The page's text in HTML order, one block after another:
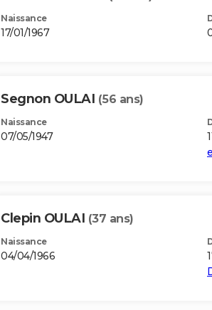
Naissance
17/01/1967
Segnon OULAI (56 ans)
Naissance
07/05/1947
Clepin OULAI (37 ans)
Naissance
04/04/1966